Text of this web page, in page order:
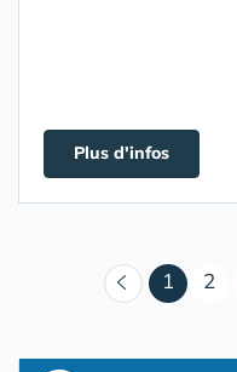
Plus d'infos
1 2